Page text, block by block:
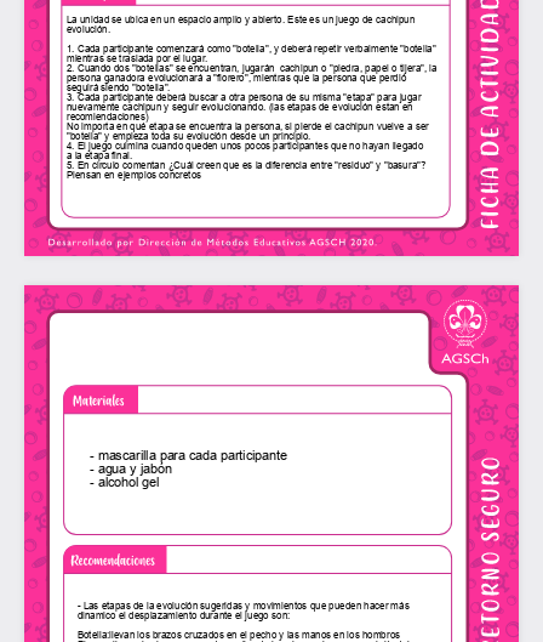
- mascarilla para cada participante- agua y jabón - alcohol gel - Las etapas de la evolución